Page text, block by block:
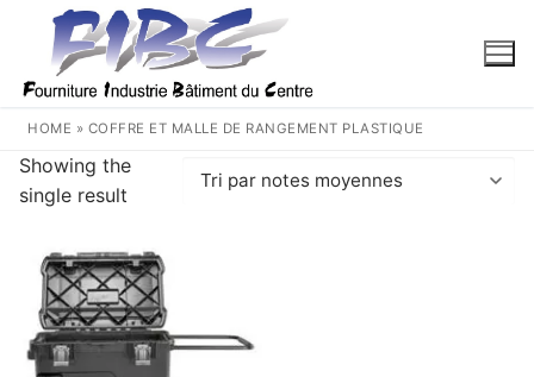
contenu
HOME » COFFRE ET MALLE DE RANGEMENT PLASTIQUE
Showing the
single result